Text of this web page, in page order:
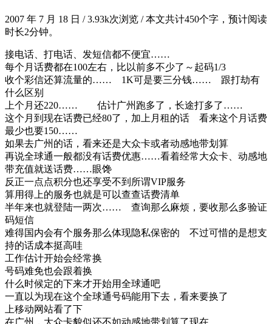
2007 年 7 月 18 日 /3.93k次浏览 /本文共计450个字，预计阅读
时长2分钟。
接电话、打电话、发短信都不便宜……
每个月话费都在100左右，比以前多不少了～起码1/3
收个彩信还算流量的…… 1K可是要三分钱…… 跟打劫有
什么区别
上个月还220…… 估计广州跑多了，长途打多了……
这个月到现在话费已经80了，加上月租的话 看来这个月话费
最少也要150……
如果去广州的话，看来还是大众卡或者动感地带划算
再说全球通一般都没有话费优惠……看着经常大众卡、动感地
带充值就送话费……眼馋
反正一点点积分也还享受不到所谓VIP服务
算用得上的服务也就是可以查查话费清单
半年来也就登陆一两次…… 查询那么麻烦，要收那么多验证
码短信
难得国内会有个服务那么体现隐私保密的 不过可惜的是想支
持的话成本挺高哇
工作估计开始会经常换
号码难免也会跟着换
什么时候定的下来才开始用全球通吧
一直以为现在这个全球通号码能用下去，看来要换了
上移动网站看了下
在广州，大众卡貌似还不如动感地带划算了现在